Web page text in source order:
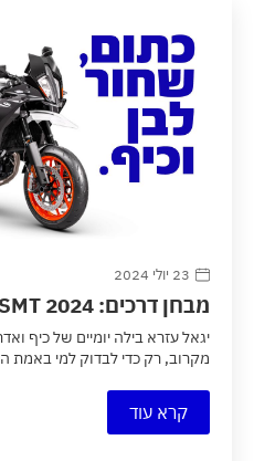
23 יולי 2024
מבחן דרכים: 2024 KTM 890 SMT
מקרוב, רק כדי לבדוק למי באמת
קרא עוד